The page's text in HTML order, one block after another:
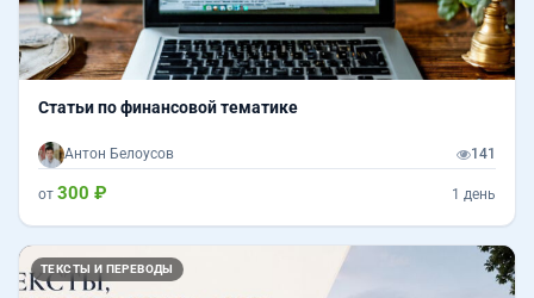
Статьи по финансовой тематике
Антон Белоусов 141
от 300 ₽ 1 день
ТЕКСТЫ И ПЕРЕВОДЫ
Назад